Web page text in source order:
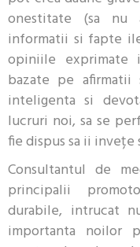
onestitate (sa nu
informatii si fapte
opiniile exprimate
bazate pe
inteligenta si
lucruri noi, sa se
fie dispus sa ii
Consultantul de
principalii
durabile, intrucat
importanta noilor